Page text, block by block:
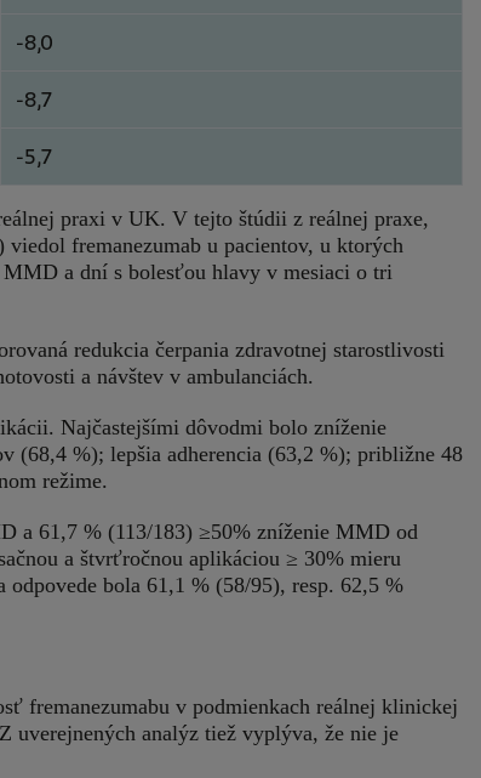
-8,0
-8,7
-5,7
praxi v UK. V tejto štúdii z reálnej praxe,
fremanezumab u pacientov, u ktorých
a dní s bolesťou hlavy v mesiaci o tri
redukcia čerpania zdravotnej starostlivosti
a návštev v ambulanciách.
Najčastejšími dôvodmi bolo zníženie
(68,4 %); lepšia adherencia (63,2 %); približne 48
režime.
a 61,7 % (113/183) ≥50% zníženie MMD od
a štvrťročnou aplikáciou ≥ 30% mieru
bola 61,1 % (58/95), resp. 62,5 %
fremanezumabu v podmienkach reálnej klinickej
analýz tiež vyplýva, že nie je